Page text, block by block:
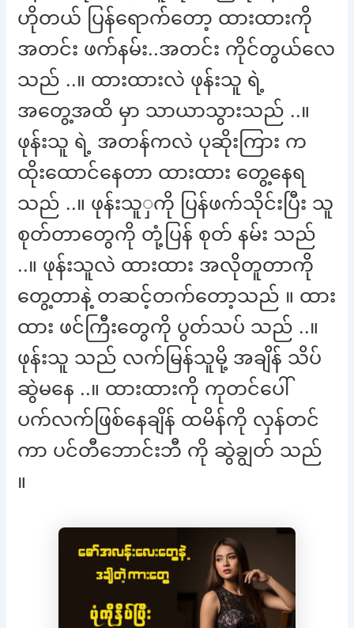
ဟိုတယ် ပြန်ရောက်တော့ ထားထားကို
အတင်း ဖက်နမ်း..အတင်း ကိုင်တွယ်လေ
သည် ..။ ထားထားလဲ ဖုန်းသူ ရဲ့
အတွေ့အထိ မှာ သာယာသွားသည် ..။
ဖုန်းသူ ရဲ့ အတန်ကလဲ ပုဆိုးကြား က
ထိုးထောင်နေတာ ထားထား တွေ့နေရ
သည် ..။ ဖုန်းသူှကို ပြန်ဖက်သိုင်းပြီး သူ
စုတ်တာတွေကို တုံ့ပြန် စုတ် နမ်း သည်
..။ ဖုန်းသူလဲ ထားထား အလိုတူတာကို
တွေ့တာနဲ့ တဆင့်တက်တော့သည် ။ ထား
ထား ဖင်ကြီးတွေကို ပွတ်သပ် သည် ..။
ဖုန်းသူ သည် လက်မြန်သူမို့ အချိန် သိပ်
ဆွဲမနေ ..။ ထားထားကို ကုတင်ပေါ်
ပက်လက်ဖြစ်နေချိန် ထမိန်ကို လှန်တင်
ကာ ပင်တီဘောင်းဘီ ကို ဆွဲချွတ် သည်
။